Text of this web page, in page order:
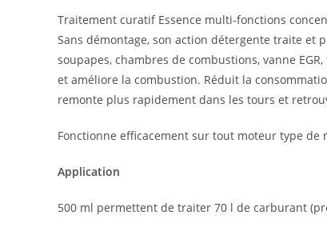
Traitement curatif Essence multi-fonctions
Sans démontage, son action détergente traite et
soupapes, chambres de combustions, vanne
et améliore la combustion. Réduit la
remonte plus rapidement dans les tours et
Fonctionne efficacement sur tout moteur type de
Appli­ca­tion
500 ml permettent de traiter 70 l de carburant